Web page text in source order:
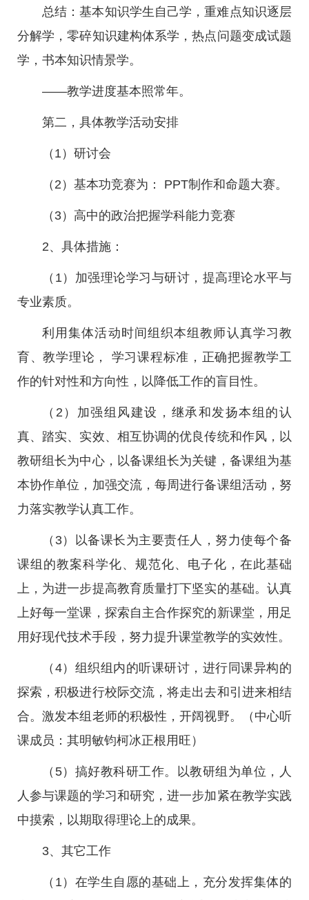
总结：基本知识学生自己学，重难点知识逐层
分解学，零碎知识建构体系学，热点问题变成试题
学，书本知识情景学。
——教学进度基本照常年。
第二，具体教学活动安排
（1）研讨会
（2）基本功竞赛为： PPT制作和命题大赛。
（3）高中的政治把握学科能力竞赛
2、具体措施：
（1）加强理论学习与研讨，提高理论水平与
专业素质。
利用集体活动时间组织本组教师认真学习教
育、教学理论， 学习课程标准，正确把握教学工
作的针对性和方向性，以降低工作的盲目性。
（2）加强组风建设，继承和发扬本组的认
真、踏实、实效、相互协调的优良传统和作风，以
教研组长为中心，以备课组长为关键，备课组为基
本协作单位，加强交流，每周进行备课组活动，努
力落实教学认真工作。
（3）以备课长为主要责任人，努力使每个备
课组的教案科学化、规范化、电子化，在此基础
上，为进一步提高教育质量打下坚实的基础。认真
上好每一堂课，探索自主合作探究的新课堂，用足
用好现代技术手段，努力提升课堂教学的实效性。
（4）组织组内的听课研讨，进行同课异构的
探索，积极进行校际交流，将走出去和引进来相结
合。激发本组老师的积极性，开阔视野。（中心听
课成员：其明敏钧柯冰正根用旺）
（5）搞好教科研工作。以教研组为单位，人
人参与课题的学习和研究，进一步加紧在教学实践
中摸索，以期取得理论上的成果。
3、其它工作
（1）在学生自愿的基础上，充分发挥集体的